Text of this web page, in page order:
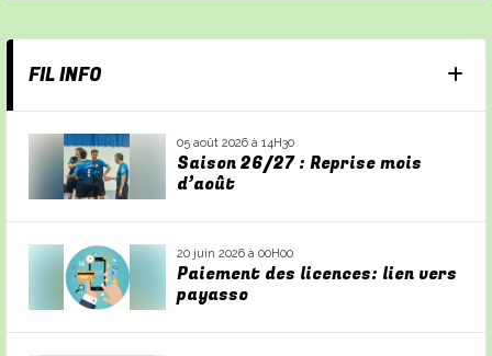
FIL INFO
05 août 2026 à 14H30
Saison 26/27 : Reprise mois
d’août
20 juin 2026 à 00H00
Paiement des licences: lien vers
payasso